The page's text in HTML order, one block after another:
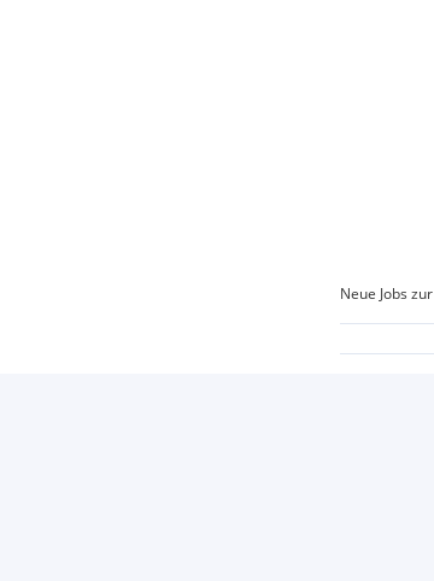
Neue Jobs zur